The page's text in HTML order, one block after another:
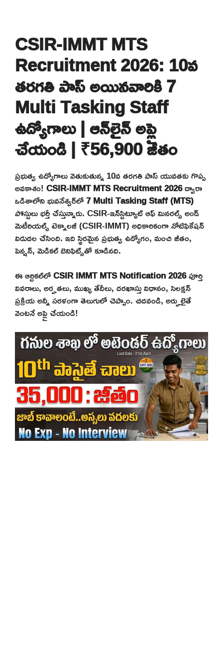
CSIR-IMMT MTS
Recruitment 2026: 10వ
తరగతి పాస్ అయినవారికి 7
Multi Tasking Staff
ఉద్యోగాలు | ఆన్‌లైన్ అప్లై
చేయండి | ₹56,900 జీతం
ప్రభుత్వ ఉద్యోగాలు వెతుకుతున్న 10వ తరగతి పాస్ యువతకు గొప్ప
అవకాశం! CSIR-IMMT MTS Recruitment 2026ద్వారా
ఒడిశాలోని భువనేశ్వర్‌లో7 Multi Tasking Staff (MTS)
పోస్టులు భర్తీ చేస్తున్నారు. CSIR-ఇన్‌స్టిట్యూట్ ఆఫ్ మినరల్స్ అండ్
మెటీరియల్స్ టెక్నాలజీ (CSIR-IMMT) అధికారికంగా నోటిఫికేషన్
విడుదల చేసింది. ఇది స్థిరమైన ప్రభుత్వ ఉద్యోగం, మంచి జీతం,
పెన్షన్, మెడికల్ బెనిఫిట్స్‌తో కూడినది.
ఈ ఆర్టికల్‌లోCSIR IMMT MTS Notification 2026పూర్తి
వివరాలు, అర్హతలు, ముఖ్య తేదీలు, దరఖాస్తు విధానం, సెలక్షన్
ప్రక్రియ అన్నీ సరళంగా తెలుగులో చెప్పాం. చదవండి, అర్హులైతే
వెంటనే అప్లై చేయండి!